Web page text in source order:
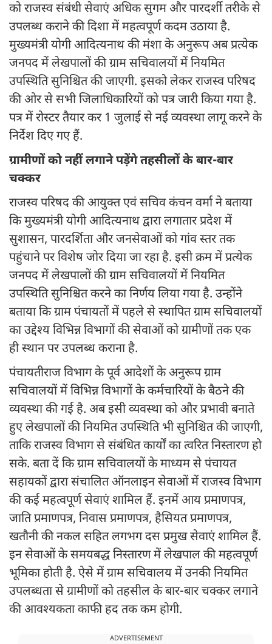
को राजस्व संबंधी सेवाएं अधिक सुगम और पारदर्शी तरीके से
उपलब्ध कराने की दिशा में महत्वपूर्ण कदम उठाया है.
मुख्यमंत्री योगी आदित्यनाथ की मंशा के अनुरूप अब प्रत्येक
जनपद में लेखपालों की ग्राम सचिवालयों में नियमित
उपस्थिति सुनिश्चित की जाएगी. इसको लेकर राजस्व परिषद
की ओर से सभी जिलाधिकारियों को पत्र जारी किया गया है.
पत्र में रोस्टर तैयार कर 1 जुलाई से नई व्यवस्था लागू करने के
निर्देश दिए गए हैं.
ग्रामीणों को नहीं लगाने पड़ेंगे तहसीलों के बार-बार
चक्कर
राजस्व परिषद की आयुक्त एवं सचिव कंचन वर्मा ने बताया
कि मुख्यमंत्री योगी आदित्यनाथ द्वारा लगातार प्रदेश में
सुशासन, पारदर्शिता और जनसेवाओं को गांव स्तर तक
पहुंचाने पर विशेष जोर दिया जा रहा है. इसी क्रम में प्रत्येक
जनपद में लेखपालों की ग्राम सचिवालयों में नियमित
उपस्थिति सुनिश्चित करने का निर्णय लिया गया है. उन्होंने
बताया कि ग्राम पंचायतों में पहले से स्थापित ग्राम सचिवालयों
का उद्देश्य विभिन्न विभागों की सेवाओं को ग्रामीणों तक एक
ही स्थान पर उपलब्ध कराना है.
पंचायतीराज विभाग के पूर्व आदेशों के अनुरूप ग्राम
सचिवालयों में विभिन्न विभागों के कर्मचारियों के बैठने की
व्यवस्था की गई है. अब इसी व्यवस्था को और प्रभावी बनाते
हुए लेखपालों की नियमित उपस्थिति भी सुनिश्चित की जाएगी,
ताकि राजस्व विभाग से संबंधित कार्यों का त्वरित निस्तारण हो
सके. बता दें कि ग्राम सचिवालयों के माध्यम से पंचायत
सहायकों द्वारा संचालित ऑनलाइन सेवाओं में राजस्व विभाग
की कई महत्वपूर्ण सेवाएं शामिल हैं. इनमें आय प्रमाणपत्र,
जाति प्रमाणपत्र, निवास प्रमाणपत्र, हैसियत प्रमाणपत्र,
खतौनी की नकल सहित लगभग दस प्रमुख सेवाएं शामिल हैं.
इन सेवाओं के समयबद्ध निस्तारण में लेखपाल की महत्वपूर्ण
भूमिका होती है. ऐसे में ग्राम सचिवालय में उनकी नियमित
उपलब्धता से ग्रामीणों को तहसील के बार-बार चक्कर लगाने
की आवश्यकता काफी हद तक कम होगी.
ADVERTISEMENT